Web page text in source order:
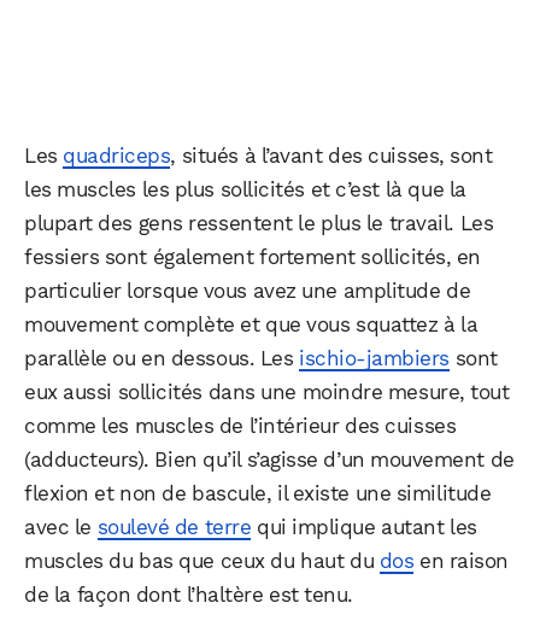
Les quadriceps, situés à l’avant des cuisses, sont
les muscles les plus sollicités et c’est là que la
plupart des gens ressentent le plus le travail. Les
fessiers sont également fortement sollicités, en
particulier lorsque vous avez une amplitude de
mouvement complète et que vous squattez à la
parallèle ou en dessous. Les ischio-jambiers sont
eux aussi sollicités dans une moindre mesure, tout
comme les muscles de l’intérieur des cuisses
(adducteurs). Bien qu’il s’agisse d’un mouvement de
flexion et non de bascule, il existe une similitude
avec le soulevé de terre qui implique autant les
muscles du bas que ceux du haut du dos en raison
de la façon dont l’haltère est tenu.